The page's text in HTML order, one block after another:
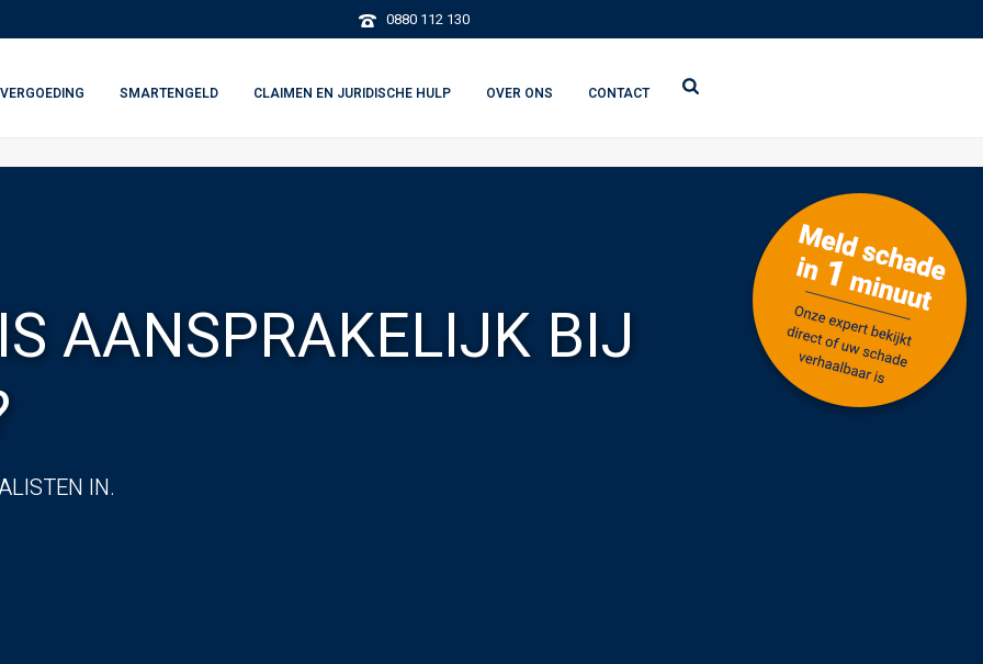
0880 112 130
SMARTENGELD CLAIMEN EN JURIDISCHE HULP OVER ONS CONTACT
AANSPRAKELIJK BIJ
IN.